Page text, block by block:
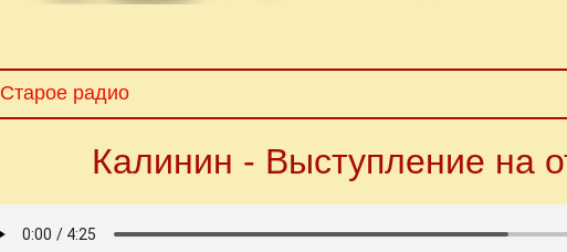
Старое радио
Калинин - Выступление на